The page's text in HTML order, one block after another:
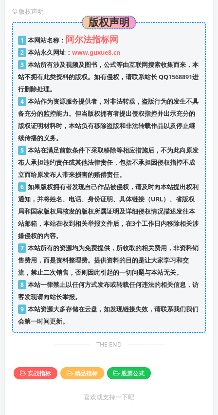
© 版权声明
版权声明
1 本网站名称： 阿尔法指标网
2 本站永久网址： www.guxue8.cn
3 本站所有涉及视频及图书，公式等由互联网搜索收集而来，本
站不拥有此类资料的版权。如有侵权，请联系站长 QQ1568891进
行删除处理。
4 本站作为资源服务提供者，对非法转载，盗版行为的发生不具
备充分的监控能力。但当版权拥有者提出侵权指控并出示充分的
版权证明材料时，本站负有移除盗版和非法转载作品以及停止继
续传播的义务。
5 本站在满足前款条件下采取移除等相应措施后，不为此向原发
布人承担违约责任或其他法律责任，包括不承担因侵权指控不成
立而给原发布人带来损害的赔偿责任。
6 如果版权拥有者发现自己作品被侵权，请及时向本站提出权利
通知，并将姓名、电话、身份证明、具体链接（URL）、省版权
局和国家版权局核发的版权所属证明及详细侵权情况描述发往本
站邮箱，本站在收到相关举报文件后，在3个工作日内移除相关涉
嫌侵权的内容。
7 本站所有的资源均为免费提供，所收取的相关费用，非资料销
售费用，而是资料整理费。提供资料的目的是让大家学习和交
流，禁止二次销售，否则因此引起的一切问题与本站无关。
8 本站一律禁止以任何方式发布或转载任何违法的相关信息，访
客发现请向站长举报。
9 本站资源大多存储在云盘，如发现链接失效，请联系我们我们
会第一时间更新。
THE END
实战指标 精品指标 股票公式
喜欢就支持一下吧